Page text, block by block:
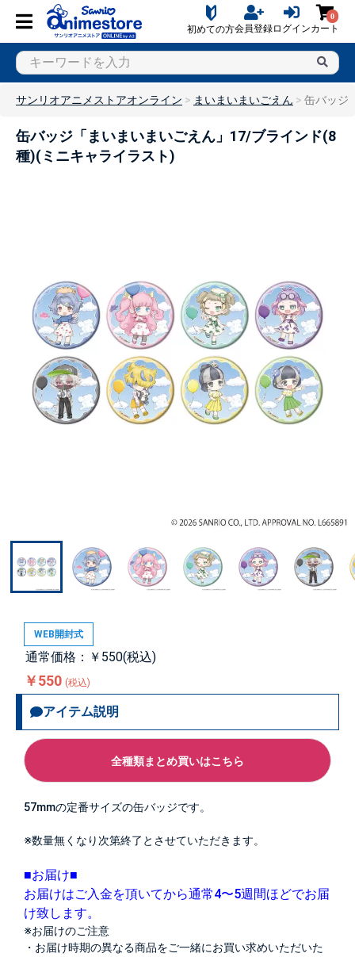
初めての方会員登録ログイン
0
カート
サンリオアニメストアオンライン まいまいまいごえん 缶バッジ
缶バッジ「まいまいまいごえん」17/ブラインド(8
種)(ミニキャライラスト)
WEB開封式
通常価格：￥550(税込)
￥550 (税込)
アイテム説明
全種類まとめ買いはこちら
57mmの定番サイズの缶バッジです。
※数量無くなり次第終了とさせていただきます。
■お届け■
お届けはご入金を頂いてから通常4〜5週間ほどでお届
け致します。
※お届けのご注意
・お届け時期の異なる商品をご一緒にお買い求めいただいた